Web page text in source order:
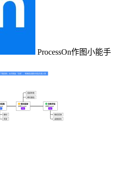
ProcessOn作图小能手